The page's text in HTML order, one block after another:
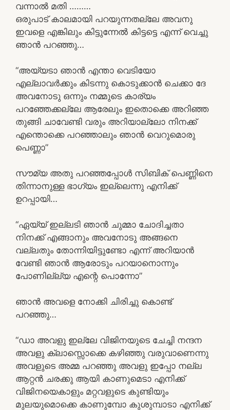
വന്നാൽ മതി ………
ഒരുപാട് കാലമായി പറയുന്നതല്ലേ അവനു
ഇവളെ എങ്കിലും കിട്ടുന്നേൽ കിട്ടട്ടെ എന്ന് വെച്ചു
ഞാൻ പറഞ്ഞു…
“അയ്യടാ ഞാൻ എന്താ വെടിയോ
എല്ലാവർക്കും കിടന്നു കൊടുക്കാൻ ചെക്കാ ദേ
അവനോടു ഒന്നും നമ്മുടെ കാര്യം
പറഞ്ഞേക്കല്ലേ ആരേലും ഇതൊക്കെ അറിഞ്ഞ
തുങ്ങി ചാവേണ്ടി വരും അറിയാല്ലോ നിനക്ക്
എന്തൊക്കെ പറഞ്ഞാലും ഞാൻ വെറുമൊരു
പെണ്ണാ”
സൗമ്യ അതു പറഞ്ഞപ്പോൾ സിബിക് പെണ്ണിനെ
തിന്നാനുള്ള ഭാഗ്യം ഇല്ലെന്നു എനിക്ക്
ഉറപ്പായി…
“ഏയ്യ് ഇല്ലടി ഞാൻ ചുമ്മാ ചോദിച്ചതാ
നിനക്ക് എങ്ങാനും അവനോടു അങ്ങനെ
വല്ലതും തോന്നിയിട്ടുണ്ടോ എന്ന് അറിയാൻ
വേണ്ടി ഞാൻ ആരോടും പറയാനൊന്നും
പോണില്ല്യ എന്റെ പൊന്നോ”
ഞാൻ അവളെ നോക്കി ചിരിച്ചു കൊണ്ട്
പറഞ്ഞു…
“ഡാ അവളു ഇല്ലേ വിജിനയുടെ ചേച്ചി നന്ദന
അവളു ക്ലാസ്സൊക്കെ കഴിഞ്ഞു വരുവാണെന്നു
അവളുടെ അമ്മ പറഞ്ഞു അവളു ഇപ്പോ നല്ല
ആറ്റൻ ചരക്കു ആയി കാണുമെടാ എനിക്ക്
വിജിനയെകാളും മറ്റവളുടെ കുണ്ടിയും
മുലയുമൊക്കെ കാണുമ്പോ കുശുമ്പാടാ എനിക്ക്